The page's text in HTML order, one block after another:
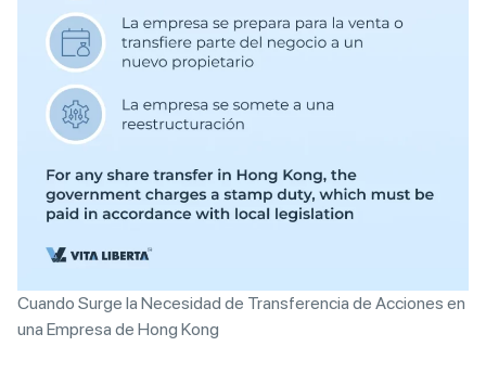
Cuando Surge la Necesidad de Transferencia de Acciones en
una Empresa de Hong Kong